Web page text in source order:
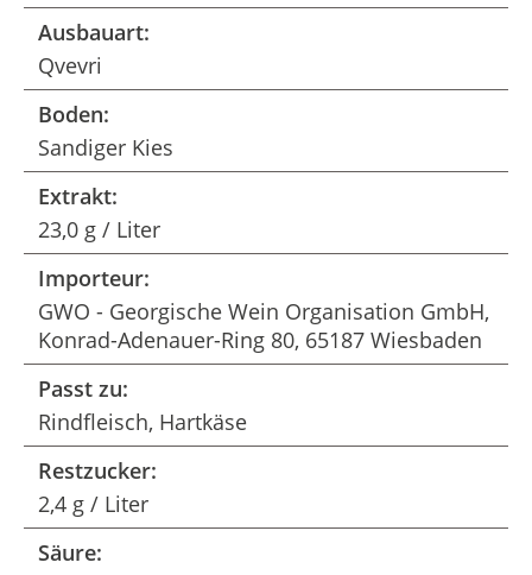
Ausbauart:
Qvevri
Boden:
Sandiger Kies
Extrakt:
23,0 g / Liter
Importeur:
GWO - Georgische Wein Organisation GmbH,
Konrad-Adenauer-Ring 80, 65187 Wiesbaden
Passt zu:
Rindfleisch, Hartkäse
Restzucker:
2,4 g / Liter
Säure: